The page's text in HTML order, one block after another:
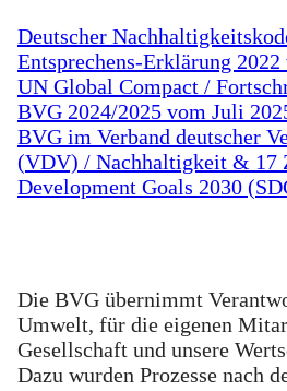
Deutscher
Entsprechens-Erklärung
UN Global Compact /
BVG 2024/2025 vom Juli
BVG im Verband deutscher
(VDV) / Nachhaltigkeit & 17
Development Goals 2030
Die BVG übernimmt
Umwelt, für die eigenen
Gesellschaft und unsere
Dazu wurden Prozesse nach